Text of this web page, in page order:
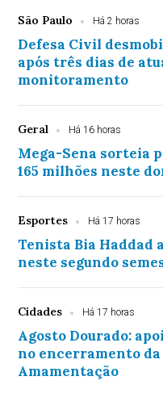
São Paulo Há 2 horas
Defesa Civil
após três dias de
monitoramento
Geral Há 16 horas
Mega-Sena sorteia
165 milhões neste
Esportes Há 17 horas
Tenista Bia Haddad
neste segundo
Cidades Há 17 horas
Agosto Dourado:
no encerramento
Amamentação